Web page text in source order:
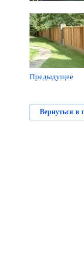
Предыдущее
Вернуться в